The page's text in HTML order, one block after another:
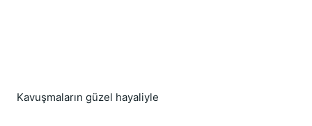
Kavuşmaların güzel hayaliyle